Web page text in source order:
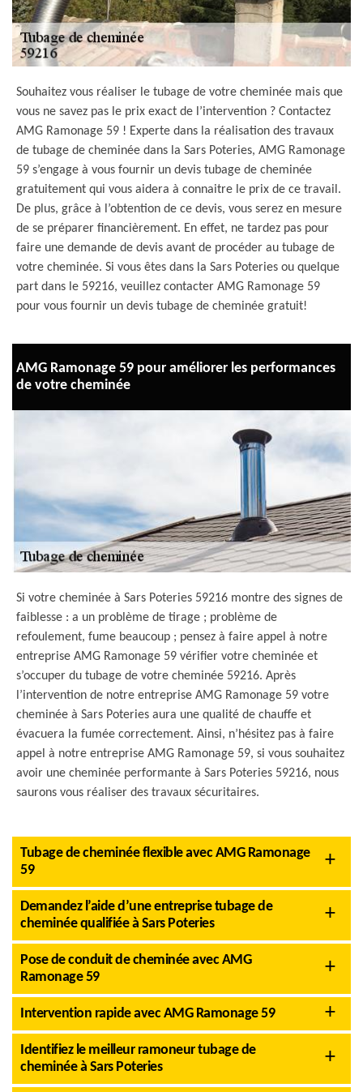
Souhaitez vous réaliser le tubage de votre cheminée mais que
vous ne savez pas le prix exact de l’intervention ? Contactez
AMG Ramonage 59 ! Experte dans la réalisation des travaux
de tubage de cheminée dans la Sars Poteries, AMG Ramonage
59 s’engage à vous fournir un devis tubage de cheminée
gratuitement qui vous aidera à connaitre le prix de ce travail.
De plus, grâce à l’obtention de ce devis, vous serez en mesure
de se préparer financièrement. En effet, ne tardez pas pour
faire une demande de devis avant de procéder au tubage de
votre cheminée. Si vous êtes dans la Sars Poteries ou quelque
part dans le 59216, veuillez contacter AMG Ramonage 59
pour vous fournir un devis tubage de cheminée gratuit!
AMG Ramonage 59 pour améliorer les performances
de votre cheminée
Si votre cheminée à Sars Poteries 59216 montre des signes de
faiblesse : a un problème de tirage ; problème de
refoulement, fume beaucoup ; pensez à faire appel à notre
entreprise AMG Ramonage 59 vérifier votre cheminée et
s’occuper du tubage de votre cheminée 59216. Après
l’intervention de notre entreprise AMG Ramonage 59 votre
cheminée à Sars Poteries aura une qualité de chauffe et
évacuera la fumée correctement. Ainsi, n’hésitez pas à faire
appel à notre entreprise AMG Ramonage 59, si vous souhaitez
avoir une cheminée performante à Sars Poteries 59216, nous
saurons vous réaliser des travaux sécuritaires.
Tubage de cheminée flexible avec AMG Ramonage
59
Demandez l’aide d’une entreprise tubage de
cheminée qualifiée à Sars Poteries
Pose de conduit de cheminée avec AMG
Ramonage 59
Intervention rapide avec AMG Ramonage 59
Identifiez le meilleur ramoneur tubage de
cheminée à Sars Poteries